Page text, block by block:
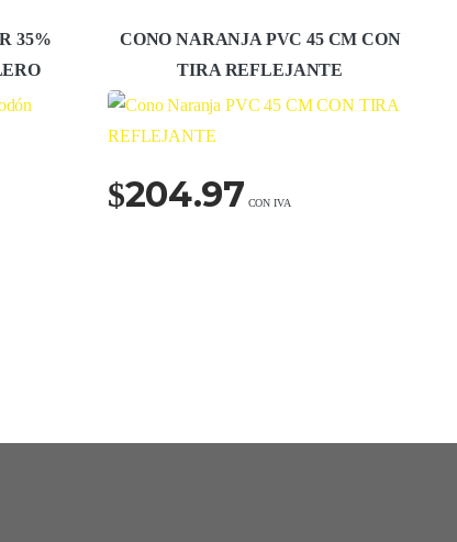
35%
CONO NARANJA PVC 45 CM CON
TIRA REFLEJANTE
$204.97